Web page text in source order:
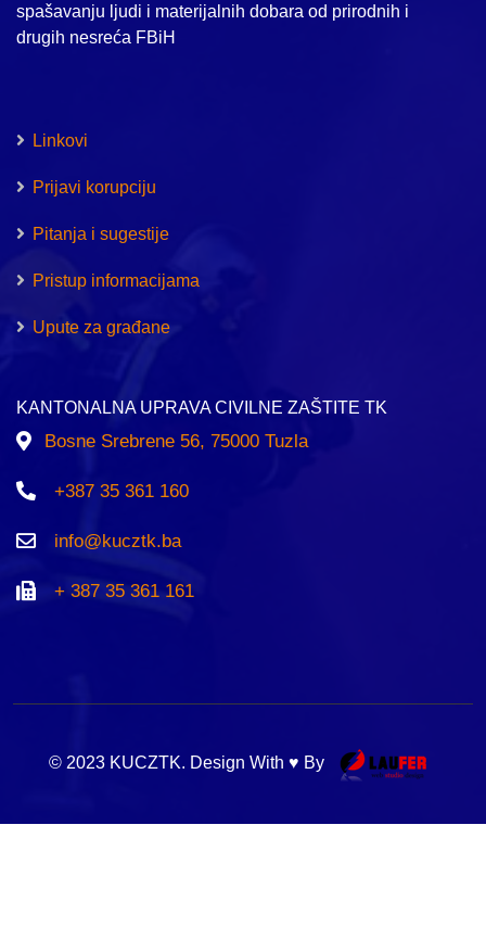
spašavanju ljudi i materijalnih dobara od prirodnih i
drugih nesreća FBiH
Linkovi
Prijavi korupciju
Pitanja i sugestije
Pristup informacijama
Upute za građane
KANTONALNA UPRAVA CIVILNE ZAŠTITE TK
Bosne Srebrene 56, 75000 Tuzla
+387 35 361 160
info@kucztk.ba
+ 387 35 361 161
© 2023 KUCZTK. Design With ♥ By